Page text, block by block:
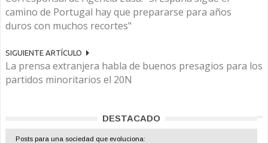
camino de Portugal hay que prepararse para años
duros con muchos recortes"
SIGUIENTE ARTÍCULO
La prensa extranjera habla de buenos presagios para los
partidos minoritarios el 20N
DESTACADO
Posts para una sociedad que evoluciona: